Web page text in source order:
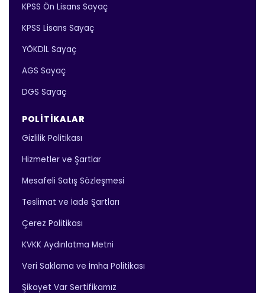
KPSS Ön Lisans Sayaç
KPSS Lisans Sayaç
YÖKDİL Sayaç
AGS Sayaç
DGS Sayaç
POLITIKALAR
Gizlilik Politikası
Hizmetler ve Şartlar
Mesafeli Satış Sözleşmesi
Teslimat ve İade Şartları
Çerez Politikası
KVKK Aydınlatma Metni
Veri Saklama ve İmha Politikası
Şikayet Var Sertifikamız